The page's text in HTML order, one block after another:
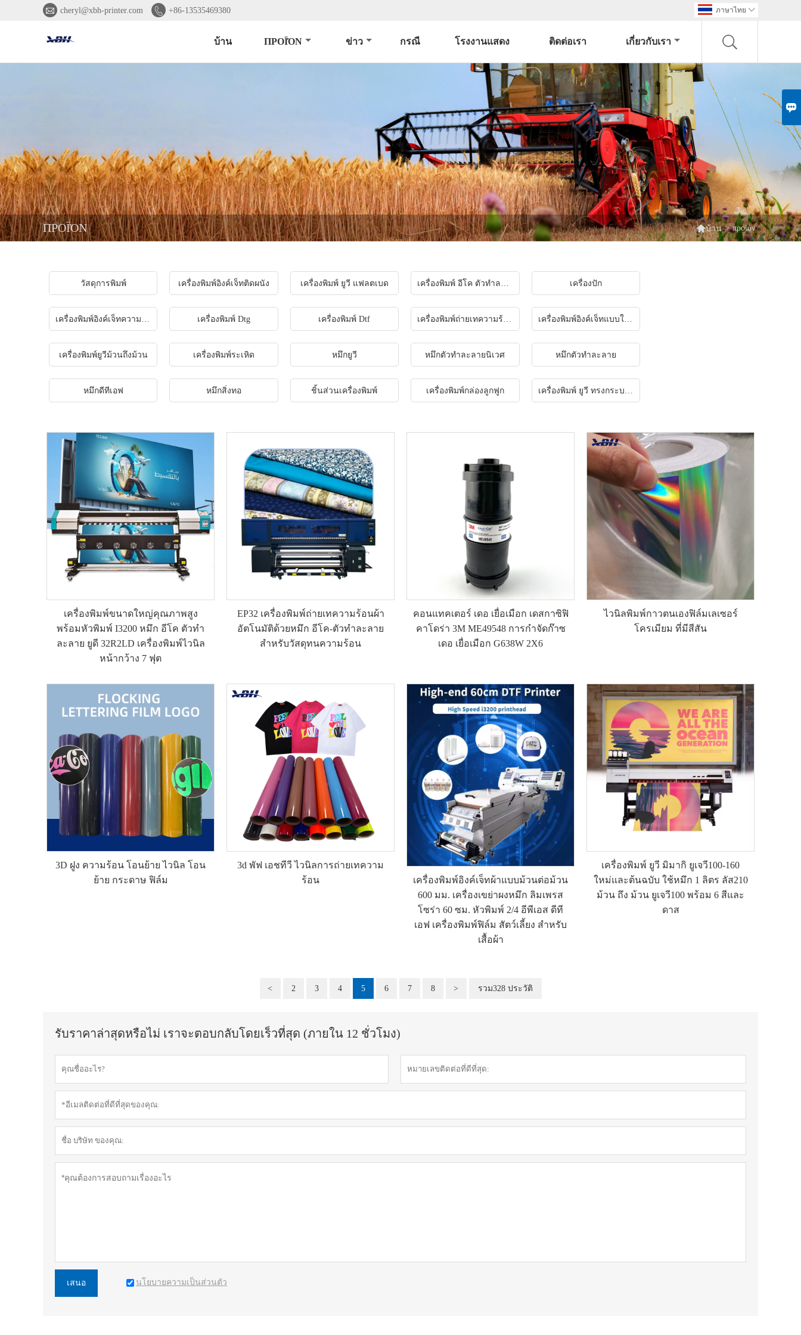

 cheryl@xbh-printer.com  +86-13535469380 ภาษาไทย 
บ้าน ΠΡΟΪΌΝ ข่าว กรณี โรงงานแสดง ติดต่อเรา เกี่ยวกับเรา
ΠΡΟΪΌΝ บ้าน > προϊόν
วัสดุการพิมพ์ เครื่องพิมพ์อิงค์เจ็ทติดผนัง เครื่องพิมพ์ ยูวี แฟลตเบด เครื่องพิมพ์ อีโค ตัวทำละลาย เครื่องปัก
เครื่องพิมพ์อิงค์เจ็ทความเร็วสูง เครื่องพิมพ์ Dtg เครื่องพิมพ์ Dtf เครื่องพิมพ์ถ่ายเทความร้อน เครื่องพิมพ์อิงค์เจ็ทแบบใช้มือถือ
เครื่องพิมพ์ยูวีม้วนถึงม้วน เครื่องพิมพ์ระเหิด หมึกยูวี หมึกตัวทำละลายนิเวศ หมึกตัวทำละลาย
หมึกดีทีเอฟ หมึกสิ่งทอ ชิ้นส่วนเครื่องพิมพ์ เครื่องพิมพ์กล่องลูกฟูก เครื่องพิมพ์ ยูวี ทรงกระบอก
เครื่องพิมพ์ขนาดใหญ่คุณภาพสูง
พร้อมหัวพิมพ์ I3200 หมึก อีโค ตัวทำ
ละลาย ยูดี 32R2LD เครื่องพิมพ์ไวนิล
หน้ากว้าง 7 ฟุต
EP32 เครื่องพิมพ์ถ่ายเทความร้อนผ้า
อัตโนมัติด้วยหมึก อีโค-ตัวทำละลาย
สำหรับวัสดุทนความร้อน
คอนแทคเตอร์ เดอ เยื่อเมือก เดสกาซิฟิ
คาโดร่า 3M ME49548 การกำจัดก๊าซ
เดอ เยื่อเมือก G638W 2X6
ไวนิลพิมพ์กาวตนเองฟิล์มเลเซอร์
โครเมียม ที่มีสีสัน
3D ฝูง ความร้อน โอนย้าย ไวนิล โอน
ย้าย กระดาษ ฟิล์ม
3d พัฟ เอชทีวี ไวนิลการถ่ายเทความ
ร้อน
เครื่องพิมพ์อิงค์เจ็ทผ้าแบบม้วนต่อม้วน
600 มม. เครื่องเขย่าผงหมึก ลิมเพรส
โซร่า 60 ซม. หัวพิมพ์ 2/4 อีพีเอส ดีที
เอฟ เครื่องพิมพ์ฟิล์ม สัตว์เลี้ยง สำหรับ
เสื้อผ้า
เครื่องพิมพ์ ยูวี มิมากิ ยูเจวี100-160
ใหม่และต้นฉบับ ใช้หมึก 1 ลิตร ลัส210
ม้วน ถึง ม้วน ยูเจวี100 พร้อม 6 สีและ
ดาส
< 2 3 4 5 6 7 8 > รวม328 ประวัติ
รับราคาล่าสุดหรือไม่ เราจะตอบกลับโดยเร็วที่สุด (ภายใน 12 ชั่วโมง)
เสนอ นโยบายความเป็นส่วนตัว